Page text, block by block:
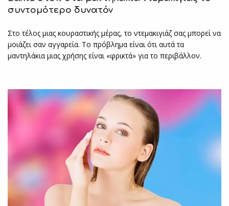
συντομότερο δυνατόν
Στο τέλος μιας κουραστικής μέρας, το ντεμακιγιάζ σας μπορεί να
μοιάζει σαν αγγαρεία. Το πρόβλημα είναι ότι αυτά τα
μαντηλάκια μιας χρήσης είναι «φρικτά» για το περιβάλλον.